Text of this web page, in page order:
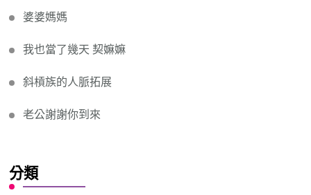
婆婆媽媽
我也當了幾天 契嫲嫲
斜槓族的人脈拓展
老公謝謝你到來
分類